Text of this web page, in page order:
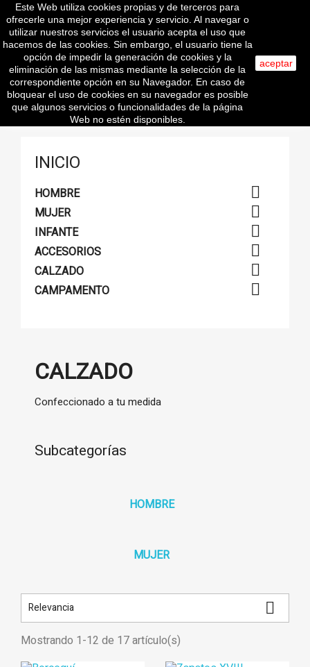

search
Connect with:
INICIO
HOMBRE 
MUJER 
INFANTE 
ACCESORIOS 
CALZADO 
CAMPAMENTO 
CALZADO
Confeccionado a tu medida
Subcategorías
HOMBRE
MUJER
Relevancia 
Mostrando 1-12 de 17 artículo(s)
Este Web utiliza cookies propias y de terceros para
ofrecerle una mejor experiencia y servicio. Al navegar o
utilizar nuestros servicios el usuario acepta el uso que
hacemos de las cookies. Sin embargo, el usuario tiene la
opción de impedir la generación de cookies y la
eliminación de las mismas mediante la selección de la
correspondiente opción en su Navegador. En caso de
bloquear el uso de cookies en su navegador es posible
que algunos servicios o funcionalidades de la página
Web no estén disponibles.
aceptar